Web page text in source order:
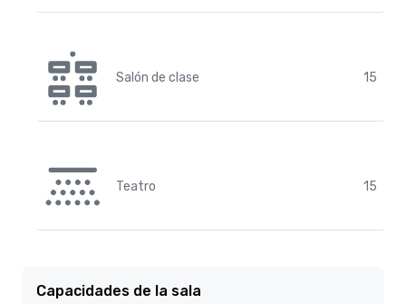
Salón de clase 15
Teatro 15
Capacidades de la sala